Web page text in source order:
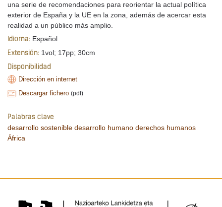
una serie de recomendaciones para reorientar la actual política
exterior de España y la UE en la zona, además de acercar esta
realidad a un público más amplio.
Idioma: Español
Extensión: 1vol; 17pp; 30cm
Disponibilidad
Dirección en internet
Descargar fichero (pdf)
Palabras clave
desarrollo sostenible desarrollo humano derechos humanos
África